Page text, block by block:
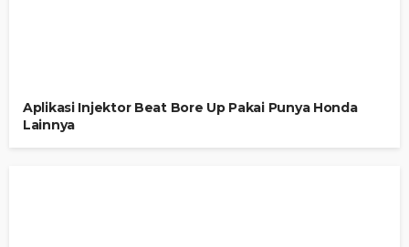
Aplikasi Injektor Beat Bore Up Pakai Punya Honda
Lainnya